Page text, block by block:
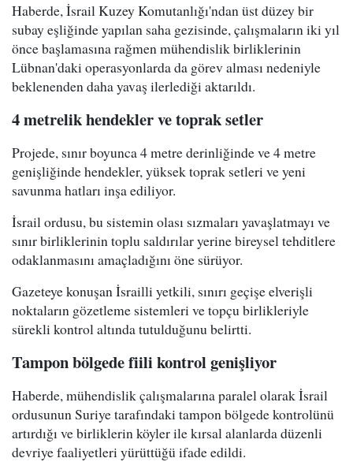
Haberde, İsrail Kuzey Komutanlığı'ndan üst düzey bir
subay eşliğinde yapılan saha gezisinde, çalışmaların iki yıl
önce başlamasına rağmen mühendislik birliklerinin
Lübnan'daki operasyonlarda da görev alması nedeniyle
beklenenden daha yavaş ilerlediği aktarıldı.
4 metrelik hendekler ve toprak setler
Projede, sınır boyunca 4 metre derinliğinde ve 4 metre
genişliğinde hendekler, yüksek toprak setleri ve yeni
savunma hatları inşa ediliyor.
İsrail ordusu, bu sistemin olası sızmaları yavaşlatmayı ve
sınır birliklerinin toplu saldırılar yerine bireysel tehditlere
odaklanmasını amaçladığını öne sürüyor.
Gazeteye konuşan İsrailli yetkili, sınırı geçişe elverişli
noktaların gözetleme sistemleri ve topçu birlikleriyle
sürekli kontrol altında tutulduğunu belirtti.
Tampon bölgede fiili kontrol genişliyor
Haberde, mühendislik çalışmalarına paralel olarak İsrail
ordusunun Suriye tarafındaki tampon bölgede kontrolünü
artırdığı ve birliklerin köyler ile kırsal alanlarda düzenli
devriye faaliyetleri yürüttüğü ifade edildi.